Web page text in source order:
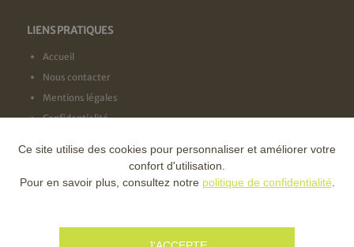
LIENS PRATIQUES
Accueil
Nous contacter
Mentions légales
Confidentialité
NOS LABELS
Ce site utilise des cookies pour personnaliser et améliorer votre
confort d'utilisation.
Pour en savoir plus, consultez notre politique de confidentialité